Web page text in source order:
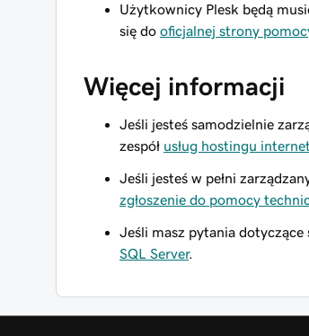
Użytkownicy Plesk będą
się do oficjalnej strony
Więcej informacji
Jeśli jesteś samodzielnie
zespół usług hostingu
Jeśli jesteś w pełni
zgłoszenie do pomocy
Jeśli masz pytania dotyczące
SQL Server.